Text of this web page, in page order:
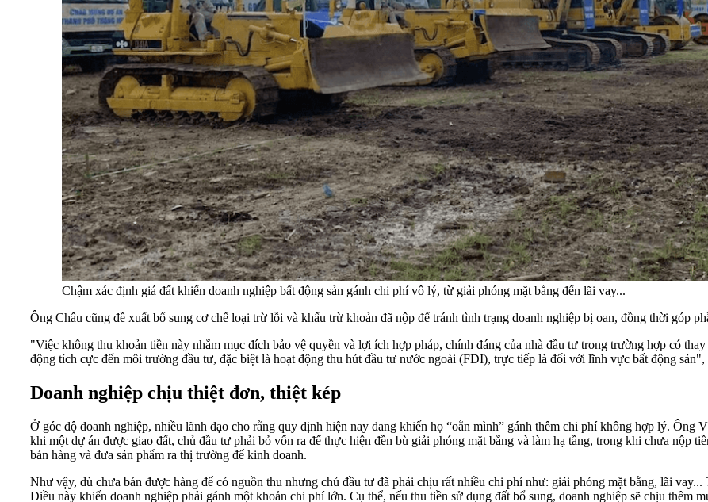
Chậm xác định giá đất khiến doanh nghiệp bất động sản gánh chi phí vô lý, từ giải phóng mặt bằng đến lãi vay...
Ông Châu cũng đề xuất bổ sung cơ chế loại trừ lỗi và khấu trừ khoản đã nộp để tránh tình trạng doanh nghiệp bị oan, đồng thời góp
"Việc không thu khoản tiền này nhằm mục đích bảo vệ quyền và lợi ích hợp pháp, chính đáng của nhà đầu tư trong trường hợp có
động tích cực đến môi trường đầu tư, đặc biệt là hoạt động thu hút đầu tư nước ngoài (FDI), trực tiếp là đối với lĩnh vực bất động sản",
Doanh nghiệp chịu thiệt đơn, thiệt kép
Ở góc độ doanh nghiệp, nhiều lãnh đạo cho rằng quy định hiện nay đang khiến họ “oằn mình” gánh thêm chi phí không hợp lý.
khi một dự án được giao đất, chủ đầu tư phải bỏ vốn ra để thực hiện đền bù giải phóng mặt bằng và làm hạ tầng, trong khi chưa nộp
bán hàng và đưa sản phẩm ra thị trường để kinh doanh.
Như vậy, dù chưa bán được hàng để có nguồn thu nhưng chủ đầu tư đã phải chịu rất nhiều chi phí như: giải phóng mặt bằng, lãi
Điều này khiến doanh nghiệp phải gánh một khoản chi phí lớn. Cụ thể, nếu thu tiền sử dụng đất bổ sung, doanh nghiệp sẽ chịu thêm